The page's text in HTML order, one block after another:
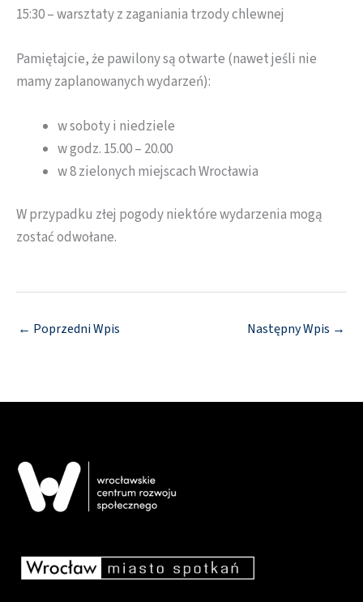
15:30 – warsztaty z zaganiania trzody chlewnej
Pamiętajcie, że pawilony są otwarte (nawet jeśli nie
mamy zaplanowanych wydarzeń):
w soboty i niedziele
w godz. 15.00 – 20.00
w 8 zielonych miejscach Wrocławia
W przypadku złej pogody niektóre wydarzenia mogą
zostać odwołane.
← Poprzedni Wpis Następny Wpis →